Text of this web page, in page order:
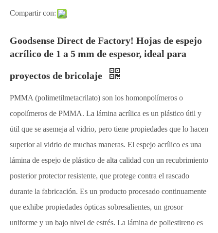
Compartir con:
Goodsense Direct de Factory! Hojas de espejo
acrílico de 1 a 5 mm de espesor, ideal para
proyectos de bricolaje
PMMA (polimetilmetacrilato) son los homonpolímeros o
copolímeros de PMMA. La lámina acrílica es un plástico útil y
útil que se asemeja al vidrio, pero tiene propiedades que lo hacen
superior al vidrio de muchas maneras. El espejo acrílico es una
lámina de espejo de plástico de alta calidad con un recubrimiento
posterior protector resistente, que protege contra el rascado
durante la fabricación. Es un producto procesado continuamente
que exhibe propiedades ópticas sobresalientes, un grosor
uniforme y un bajo nivel de estrés. La lámina de poliestireno es